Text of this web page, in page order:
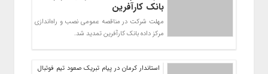
بانک کارآفرین
مهلت شرکت در مناقصه عمومی نصب و راه‌اندازی
مرکز داده بانک کارآفرین تمدید شد.
استاندار کرمان در پیام تبریک صعود تیم فوتبال